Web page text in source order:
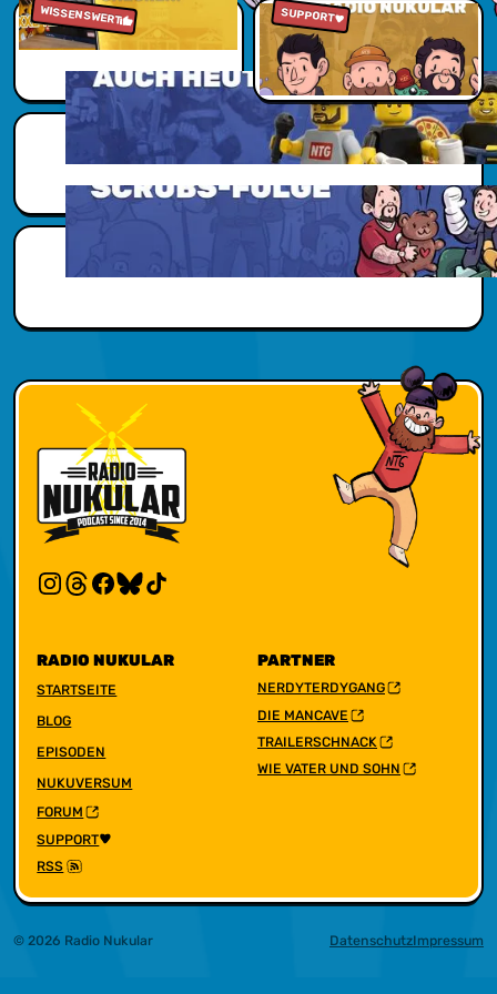
Zu den Reviews
WISSENSWERT
Scubs Zusatzwissen
Jetzt reinhören
SUPPORT
RADIO NUKULAR
STARTSEITE
BLOG
EPISODEN
NUKUVERSUM
FORUM
SUPPORT
RSS
PARTNER
NERDYTERDYGANG
DIE MANCAVE
TRAILERSCHNACK
WIE VATER UND SOHN
© 2026 Radio Nukular DatenschutzImpressum